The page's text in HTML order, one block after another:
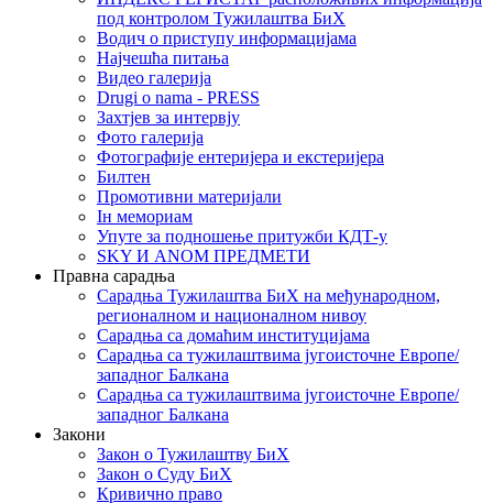
под контролом Тужилаштва БиХ
Водич о приступу информацијама
Најчешћа питања
Видео галерија
Drugi o nama - PRESS
Захтјев за интервју
Фото галерија
Фотографије ентеријера и екстеријера
Билтен
Промотивни материјали
Iн мемориам
Упуте за подношење притужби КДТ-у
SKY И ANOM ПРЕДМЕТИ
Правна сарадња
Сарадња Тужилаштва БиХ на међународном,
регионалном и националном нивоу
Сарадња са домаћим институцијама
Сарадња са тужилаштвима југоисточне Европе/
западног Балкана
Сарадња са тужилаштвима југоисточне Европе/
западног Балкана
Закони
Закон о Тужилаштву БиХ
Закон о Суду БиХ
Кривично право